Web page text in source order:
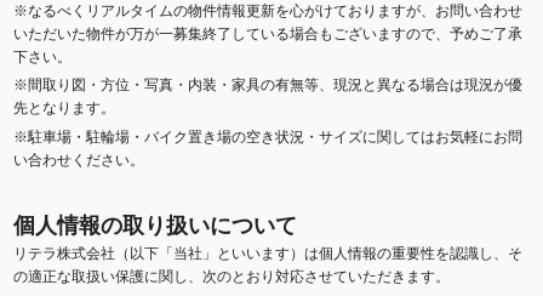
※なるべくリアルタイムの物件情報更新を心がけておりますが、お問い合わせ
いただいた物件が万が一募集終了している場合もございますので、予めご了承
下さい。
※間取り図・方位・写真・内装・家具の有無等、現況と異なる場合は現況が優
先となります。
※駐車場・駐輪場・バイク置き場の空き状況・サイズに関してはお気軽にお問
い合わせください。
個人情報の取り扱いについて
リテラ株式会社（以下「当社」といいます）は個人情報の重要性を認識し、そ
の適正な取扱い保護に関し、次のとおり対応させていただきます。